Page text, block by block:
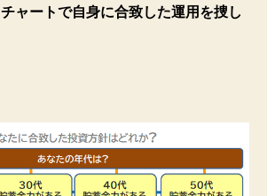
チャートで自身に合致した運用を捜し